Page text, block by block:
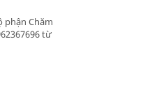
phận Chăm
từ